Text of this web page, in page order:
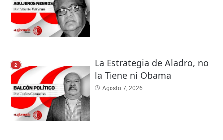
2
La Estrategia de Aladro, no
la Tiene ni Obama
Agosto 7, 2026